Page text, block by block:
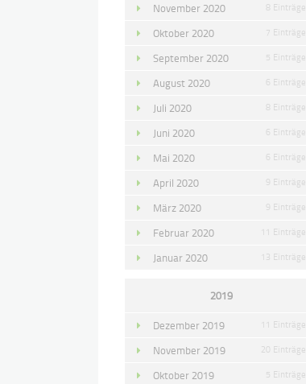
November 2020 8 Einträge
Oktober 2020 7 Einträge
September 2020 5 Einträge
August 2020 6 Einträge
Juli 2020 8 Einträge
Juni 2020 6 Einträge
Mai 2020 6 Einträge
April 2020 9 Einträge
März 2020 9 Einträge
Februar 2020 11 Einträge
Januar 2020 13 Einträge
2019
Dezember 2019 11 Einträge
November 2019 20 Einträge
Oktober 2019 5 Einträge